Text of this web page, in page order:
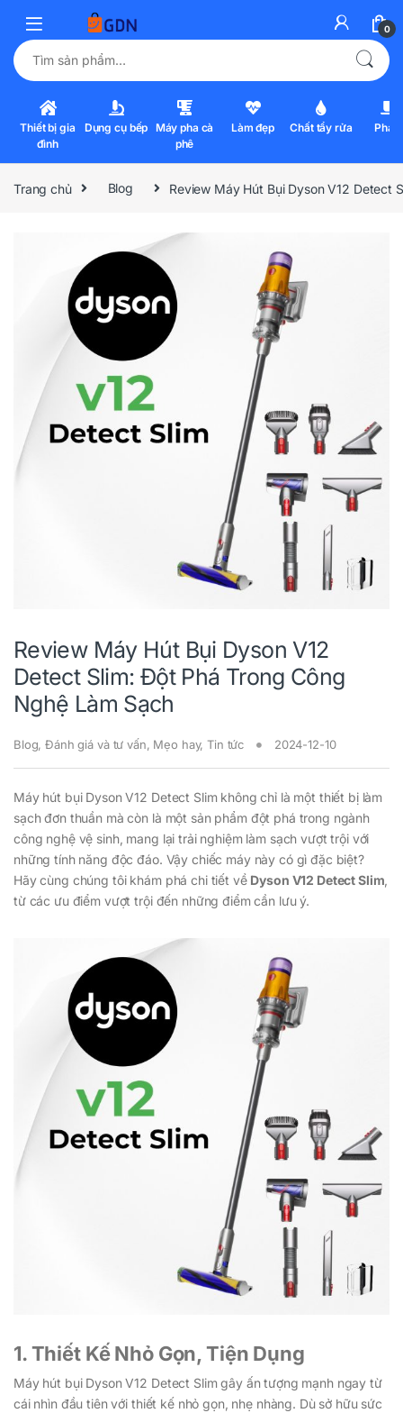
0
Tìm kiếm:
Thiết bị gia
đình
Dụng cụ bếp Máy pha cà
phê
Làm đẹp Chất tẩy rửa Pha
Trang chủ Blog Review Máy Hút Bụi Dyson V12 Detect
Review Máy Hút Bụi Dyson V12
Detect Slim: Đột Phá Trong Công
Nghệ Làm Sạch
Blog,Đánh giá và tư vấn, Mẹo hay,Tin tức 2024-12-10
Máy hút bụi Dyson V12 Detect Slim không chỉ là một thiết bị làm
sạch đơn thuần mà còn là một sản phẩm đột phá trong ngành
công nghệ vệ sinh, mang lại trải nghiệm làm sạch vượt trội với
những tính năng độc đáo. Vậy chiếc máy này có gì đặc biệt?
Hãy cùng chúng tôi khám phá chi tiết về Dyson V12 Detect Slim
từ các ưu điểm vượt trội đến những điểm cần lưu ý.
1. Thiết Kế Nhỏ Gọn, Tiện Dụng
Máy hút bụi Dyson V12 Detect Slim gây ấn tượng mạnh ngay từ
cái nhìn đầu tiên với thiết kế nhỏ gọn, nhẹ nhàng. Dù sở hữu sức